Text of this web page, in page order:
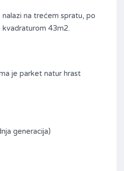
na trećem spratu, po
43m2.
je parket natur hrast
generacija)